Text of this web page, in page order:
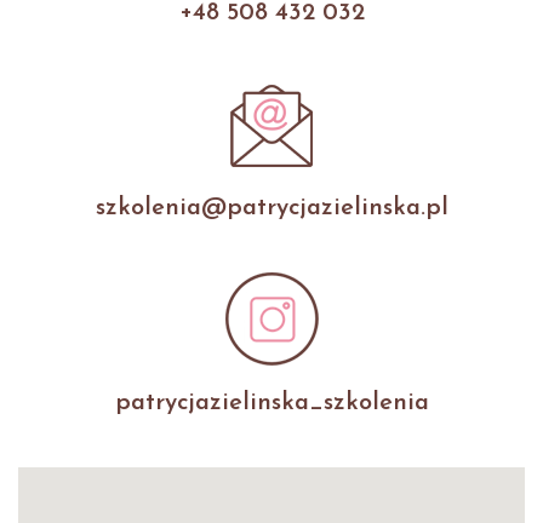
+48 508 432 032
szkolenia@patrycjazielinska.pl
patrycjazielinska_szkolenia